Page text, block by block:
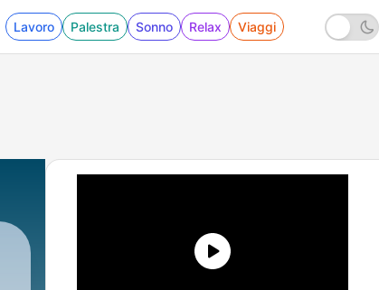
Lavoro Palestra Sonno Relax Viaggi